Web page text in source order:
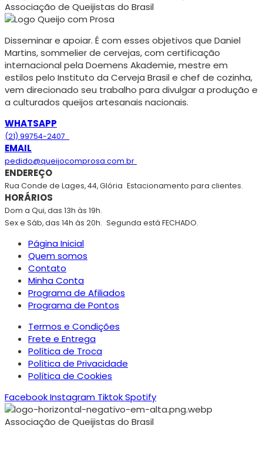
Associação de Queijistas do Brasil
Disseminar e apoiar. É com esses objetivos que Daniel
Martins, sommelier de cervejas, com certificação
internacional pela Doemens Akademie, mestre em
estilos pelo Instituto da Cerveja Brasil e chef de cozinha,
vem direcionado seu trabalho para divulgar a produção e
a culturados queijos artesanais nacionais.
WHATSAPP
(21) 99754-2407
EMAIL
pedido@queijocomprosa.com.br
ENDEREÇO
Rua Conde de Lages, 44, Glória Estacionamento para clientes.
HORÁRIOS
Dom a Qui, das 13h às 19h.
Sex e Sáb, das 14h às 20h. Segunda está FECHADO.
Página Inicial
Quem somos
Contato
Minha Conta
Programa de Afiliados
Programa de Pontos
Termos e Condições
Frete e Entrega
Política de Troca
Política de Privacidade
Política de Cookies
FacebookInstagram TiktokSpotify
Associação de Queijistas do Brasil